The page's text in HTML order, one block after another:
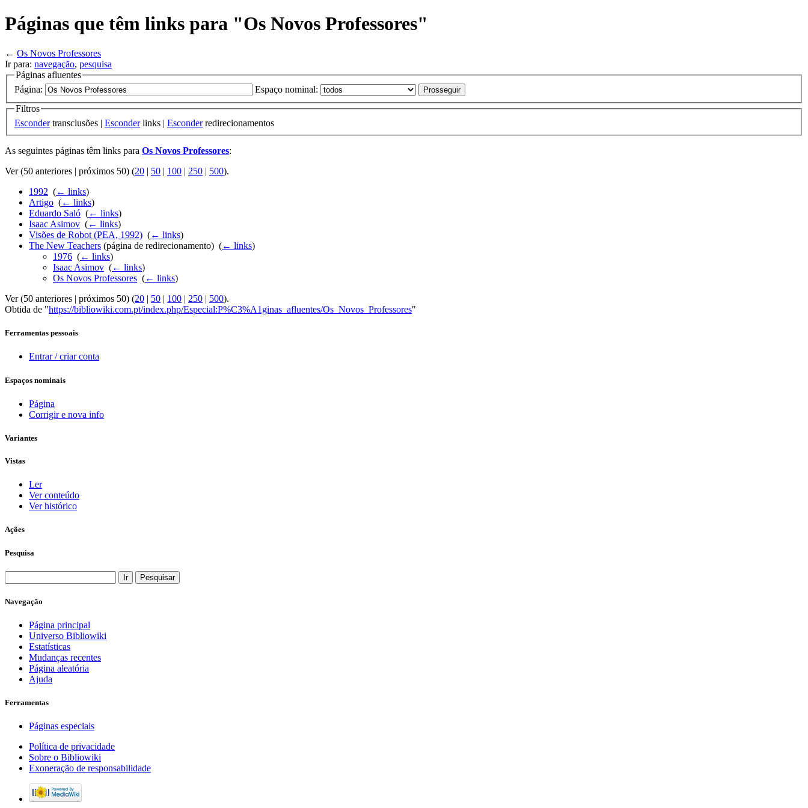
Páginas que têm links para "Os Novos Professores"
← Os Novos Professores
Ir para: navegação, pesquisa
Páginas afluentes
Página:
Espaço nominal:
Filtros
Escondertransclusões | Esconderlinks | Esconderredirecionamentos
As seguintes páginas têm links para Os Novos Professores:
Ver (50 anteriores | próximos 50) (20 | 50 | 100 | 250 | 500).
1992 (← links)
Artigo (← links)
Eduardo Saló (← links)
Isaac Asimov (← links)
Visões de Robot (PEA, 1992) (← links)
The New Teachers (página de redirecionamento) ‎ (← links)
1976 (← links)
Isaac Asimov (← links)
Os Novos Professores (← links)
Ver (50 anteriores | próximos 50) (20 | 50 | 100 | 250 | 500).
Obtida de "https://bibliowiki.com.pt/index.php/Especial:P%C3%A1ginas_afluentes/Os_Novos_Professores"
Ferramentas pessoais
Entrar / criar conta
Espaços nominais
Página
Corrigir e nova info
Variantes
Vistas
Ler
Ver conteúdo
Ver histórico
Ações
Pesquisa
Navegação
Página principal
Universo Bibliowiki
Estatísticas
Mudanças recentes
Página aleatória
Ajuda
Ferramentas
Páginas especiais
Política de privacidade
Sobre o Bibliowiki
Exoneração de responsabilidade